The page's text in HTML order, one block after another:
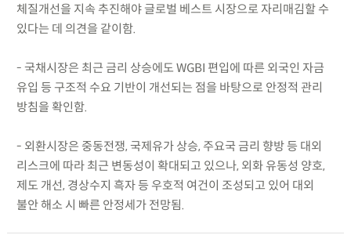
체질개선을 지속 추진해야 글로벌 베스트 시장으로 자리매김할 수
있다는 데 의견을 같이함.
- 국채시장은 최근 금리 상승에도 WGBI 편입에 따른 외국인 자금
유입 등 구조적 수요 기반이 개선되는 점을 바탕으로 안정적 관리
방침을 확인함.
- 외환시장은 중동전쟁, 국제유가 상승, 주요국 금리 향방 등 대외
리스크에 따라 최근 변동성이 확대되고 있으나, 외화 유동성 양호,
제도 개선, 경상수지 흑자 등 우호적 여건이 조성되고 있어 대외
불안 해소 시 빠른 안정세가 전망됨.